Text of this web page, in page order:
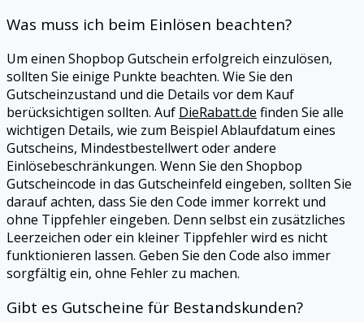
Was muss ich beim Einlösen beachten?
Um einen Shopbop Gutschein erfolgreich einzulösen,
sollten Sie einige Punkte beachten. Wie Sie den
Gutscheinzustand und die Details vor dem Kauf
berücksichtigen sollten. Auf DieRabatt.de finden Sie alle
wichtigen Details, wie zum Beispiel Ablaufdatum eines
Gutscheins, Mindestbestellwert oder andere
Einlösebeschränkungen. Wenn Sie den Shopbop
Gutscheincode in das Gutscheinfeld eingeben, sollten Sie
darauf achten, dass Sie den Code immer korrekt und
ohne Tippfehler eingeben. Denn selbst ein zusätzliches
Leerzeichen oder ein kleiner Tippfehler wird es nicht
funktionieren lassen. Geben Sie den Code also immer
sorgfältig ein, ohne Fehler zu machen.
Gibt es Gutscheine für Bestandskunden?